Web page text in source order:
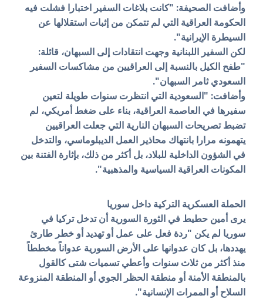
وأضافت الصحيفة: "كانت بلاغات السفير اختبارا فشلت فيه
الحكومة العراقية التي لم تتمكن من إثبات استقلالها عن
السيطرة الإيرانية".
لكن السفير اللبنانية وجهت انتقادات إلى السبهان، قائلة:
"طفح الكيل بالنسبة إلى العراقيين من مشاكسات السفير
السعودي ثامر السبهان".
وأضافت: "السعودية التي انتظرت سنوات طويلة لتعين
سفيرها في العاصمة العراقية، بناء على ضغط أمريكي، لم
تضبط تصريحات السبهان النارية التي جعلت العراقيين
يتهمونه مرارا بانتهاك محاذير العمل الديبلوماسي، والتدخل
في الشؤون الداخلية للبلاد، بل أكثر من ذلك، بإثارة الفتنة بين
المكونات العراقية السياسية والمذهبية".
الحملة العسكرية التركية داخل سوريا
يرى أمين حطيط في الثورة السورية أن تدخل تركيا في
سوريا لم يكن "ردة فعل على عمل أو تهديد أو خطر طارئ
يهددها، بل كان عدوانها على الأرض السورية عدواناً مخططاً
منذ أكثر من ثلاث سنوات وأعطي تسميات شتى كالقول
بالمنطقة الأمنة أو منطقة الحظر الجوي أو المنطقة المنزوعة
السلاح أو الممرات الإنسانية".